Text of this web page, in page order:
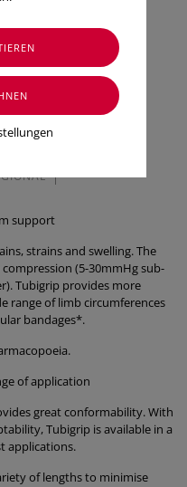
support
strains and swelling. The
(5-30mmHg sub-
Tubigrip provides more
range of limb circumferences
bandages*.
of application
great conformability. With
Tubigrip is available in a
applications.
of lengths to minimise